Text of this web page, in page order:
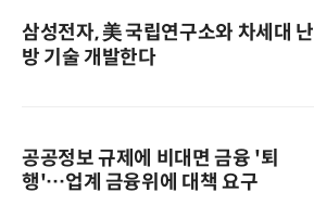
삼성전자, 美 국립연구소와 차세대 난
방 기술 개발한다
공공정보 규제에 비대면 금융 '퇴
행'…업계 금융위에 대책 요구